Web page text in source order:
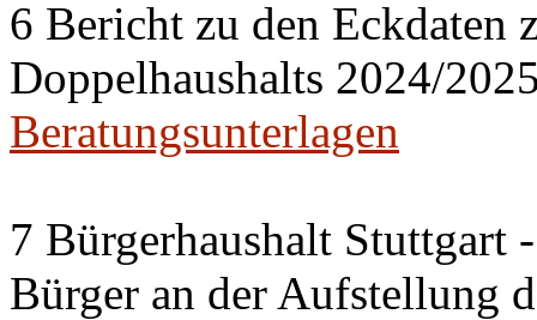
6 Bericht zu den Eckdaten
Doppelhaushalts 2024/
Beratungsunterlagen
7 Bürgerhaushalt Stuttgart
Bürger an der Aufstellung